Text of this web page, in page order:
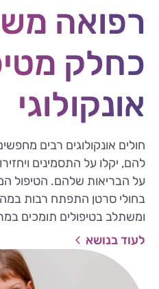
רפואה
כחלק
אונקולוגי
חולים אונקולוגים רבים
להם, יקלו על התסמינים
על הבריאות שלהם. הטיפול
בחולי סרטן התפתח רבות
ומשתלב בטיפולים תומכים
לעוד בנושא